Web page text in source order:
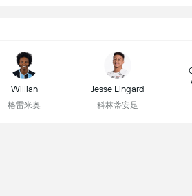
Willian
格雷米奥
Jesse Lingard
科林蒂安足